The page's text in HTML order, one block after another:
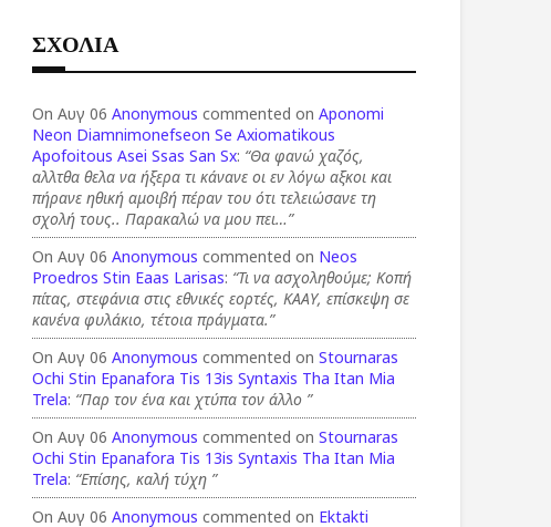
ΣΧΟΛΙΑ
On Αυγ 06Anonymous commented onAponomi
Neon Diamnimonefseon Se Axiomatikous
Apofoitous Asei Ssas San Sx: “Θα φανώ χαζός,
αλλτθα θελα να ήξερα τι κάνανε οι εν λόγω αξκοι και
πήρανε ηθική αμοιβή πέραν του ότι τελειώσανε τη
σχολή τους.. Παρακαλώ να μου πει…”
On Αυγ 06Anonymous commented on Neos
Proedros Stin Eaas Larisas: “Τι να ασχοληθούμε; Κοπή
πίτας, στεφάνια στις εθνικές εορτές, ΚΑΑΥ, επίσκεψη σε
κανένα φυλάκιο, τέτοια πράγματα.”
On Αυγ 06Anonymous commented onStournaras
Ochi Stin Epanafora Tis 13is Syntaxis Tha Itan Mia
Trela: “Παρ τον ένα και χτύπα τον άλλο ”
On Αυγ 06Anonymous commented onStournaras
Ochi Stin Epanafora Tis 13is Syntaxis Tha Itan Mia
Trela: “Επίσης, καλή τύχη ”
On Αυγ 06Anonymous commented on Ektakti